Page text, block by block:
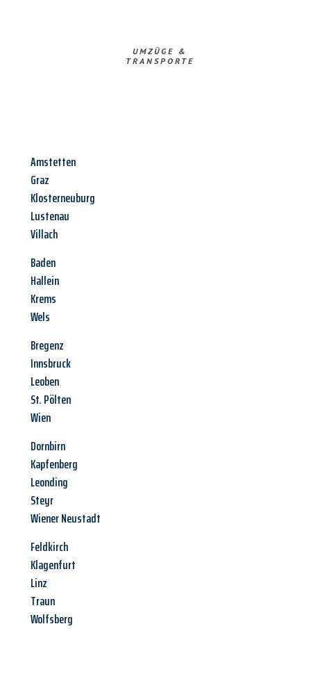
UMZÜGE &
TRANSPORTE
Amstetten
Graz
Klosterneuburg
Lustenau
Villach
Baden
Hallein
Krems
Wels
Bregenz
Innsbruck
Leoben
St. Pölten
Wien
Dornbirn
Kapfenberg
Leonding
Steyr
Wiener Neustadt
Feldkirch
Klagenfurt
Linz
Traun
Wolfsberg